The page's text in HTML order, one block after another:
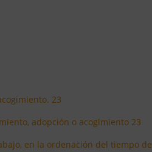
23
adopción o acogimiento 23
en la ordenación del tiempo de